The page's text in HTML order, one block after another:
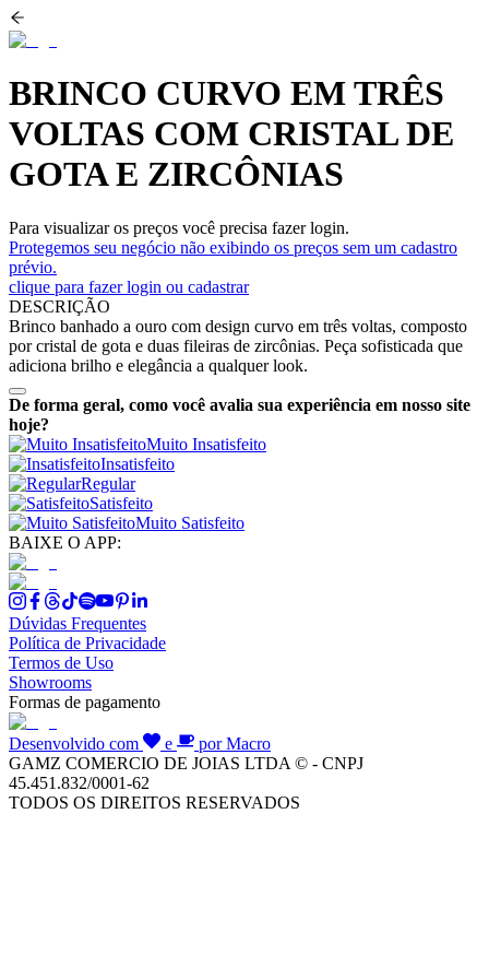
BRINCO CURVO EM TRÊS
VOLTAS COM CRISTAL DE
GOTA E ZIRCÔNIAS
Para visualizar os preços você precisa fazer login.
Protegemos seu negócio não exibindo os preços sem um cadastro
prévio.
clique para fazer login ou cadastrar
DESCRIÇÃO
Brinco banhado a ouro com design curvo em três voltas, composto
por cristal de gota e duas fileiras de zircônias. Peça sofisticada que
adiciona brilho e elegância a qualquer look.
De forma geral, como você avalia sua experiência em nosso site
hoje?
Muito Insatisfeito
Insatisfeito
Regular
Satisfeito
Muito Satisfeito
BAIXE O APP:
Dúvidas Frequentes
Política de Privacidade
Termos de Uso
Showrooms
Formas de pagamento
Desenvolvido com e
por Macro
GAMZ COMERCIO DE JOIAS LTDA © - CNPJ
45.451.832/0001-62
TODOS OS DIREITOS RESERVADOS